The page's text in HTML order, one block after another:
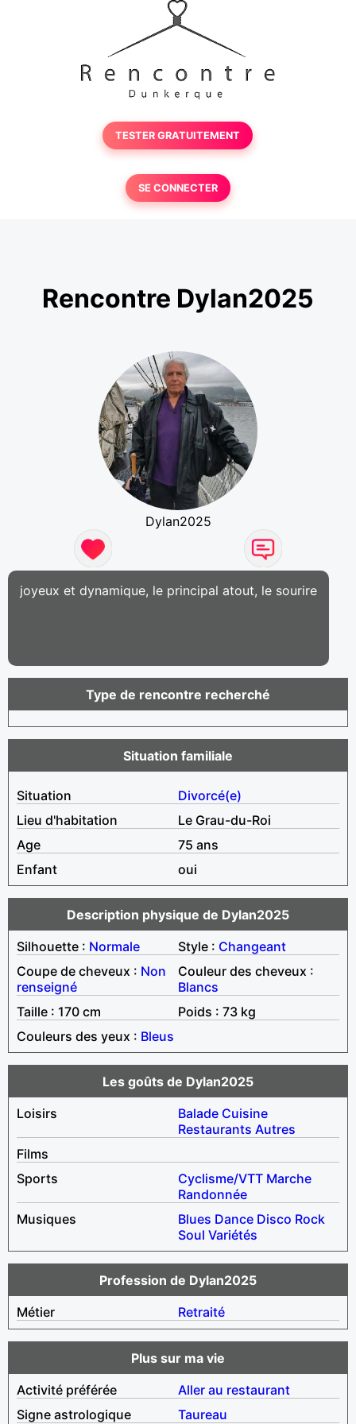
TESTER GRATUITEMENT
SE CONNECTER
Rencontre Dylan2025
Dylan2025
joyeux et dynamique, le principal atout, le sourire
Type de rencontre recherché
Situation familiale
Situation
Divorcé(e)
Lieu d'habitation
Le Grau-du-Roi
Age
75 ans
Enfant
oui
Description physique de Dylan2025
Silhouette : Normale Style : Changeant
Coupe de cheveux : Non
renseigné
Couleur des cheveux :
Blancs
Taille : 170 cm
Poids : 73 kg
Couleurs des yeux : Bleus
Les goûts de Dylan2025
Loisirs
Balade Cuisine
Restaurants Autres
Films
Sports
Cyclisme/VTT Marche
Randonnée
Musiques
Blues Dance Disco Rock
Soul Variétés
Profession de Dylan2025
Métier
Retraité
Plus sur ma vie
Activité préférée
Aller au restaurant
Signe astrologique
Taureau